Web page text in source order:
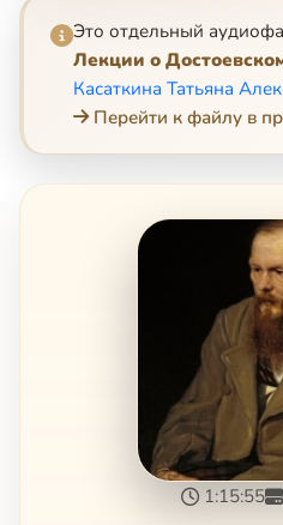
Это отдельный
Лекции о
Касаткина Татьяна
Перейти к файлу в
1:15:55